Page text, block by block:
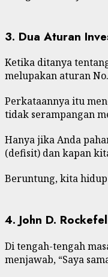
3. Dua Aturan
Ketika ditanya
melupakan aturan
Perkataannya itu
tidak serampangan
Hanya jika Anda
(defisit) dan kapan
Beruntung, kita
4. John D.
Di tengah-tengah
menjawab, “Saya